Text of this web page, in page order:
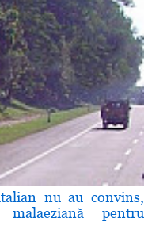
nu au convins,
pentru